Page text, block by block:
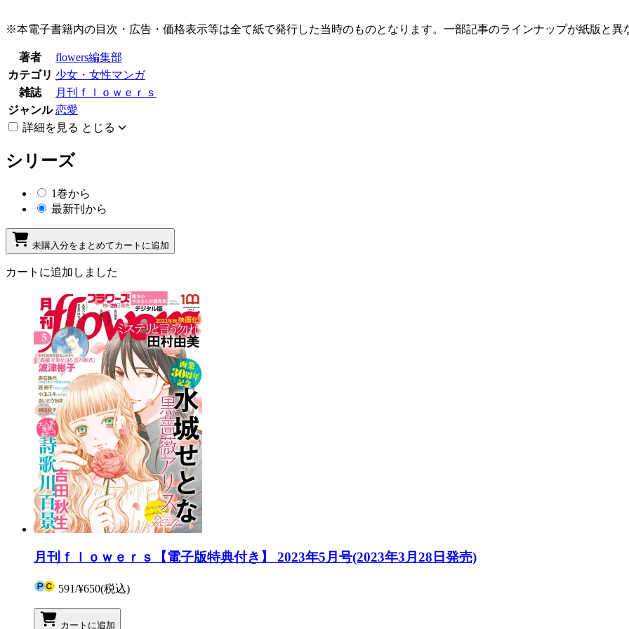
※本電子書籍内の目次・広告・価格表示等は全て紙で発行した当時のものとなります。一部記事のラインナップが紙版と異
著者
flowers編集部
カテゴリ 少女・女性マンガ
雑誌
月刊ｆｌｏｗｅｒｓ
ジャンル 恋愛
詳細を見る とじる
シリーズ
1巻から
最新刊から
未購入分をまとめてカートに追加
カートに追加しました
月刊ｆｌｏｗｅｒｓ【電子版特典付き】 2023年5月号(2023年3月28日発売)
591/¥650(税込)
カートに追加